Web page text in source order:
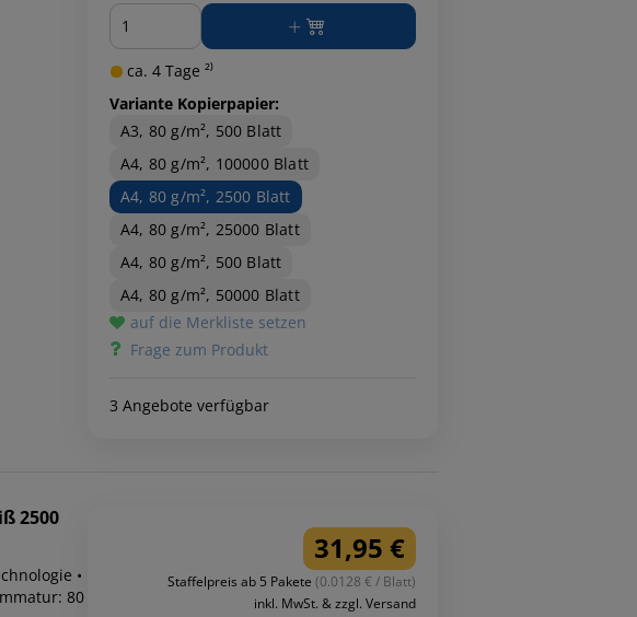
Menge
ca. 4 Tage ²⁾
Variante Kopierpapier:
A3, 80 g/m², 500 Blatt
A4, 80 g/m², 100000 Blatt
A4, 80 g/m², 2500 Blatt
A4, 80 g/m², 25000 Blatt
A4, 80 g/m², 500 Blatt
A4, 80 g/m², 50000 Blatt
auf die Merkliste setzen
Frage zum Produkt
3 Angebote verfügbar
2500
•
80
31,95 €
Staffelpreis ab 5 Pakete (0.0128 € / Blatt)
inkl. MwSt. & zzgl. Versand